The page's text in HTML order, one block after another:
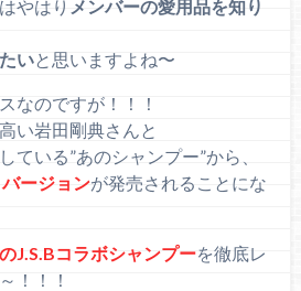
やはり メンバーの愛用品を知り
いと思いますよね〜
なのですが！！！
い岩田剛典さんと
ている”あのシャンプー”から、
バージョンが発売されることにな
J.S.Bコラボシャンプーを徹底レ
！！！